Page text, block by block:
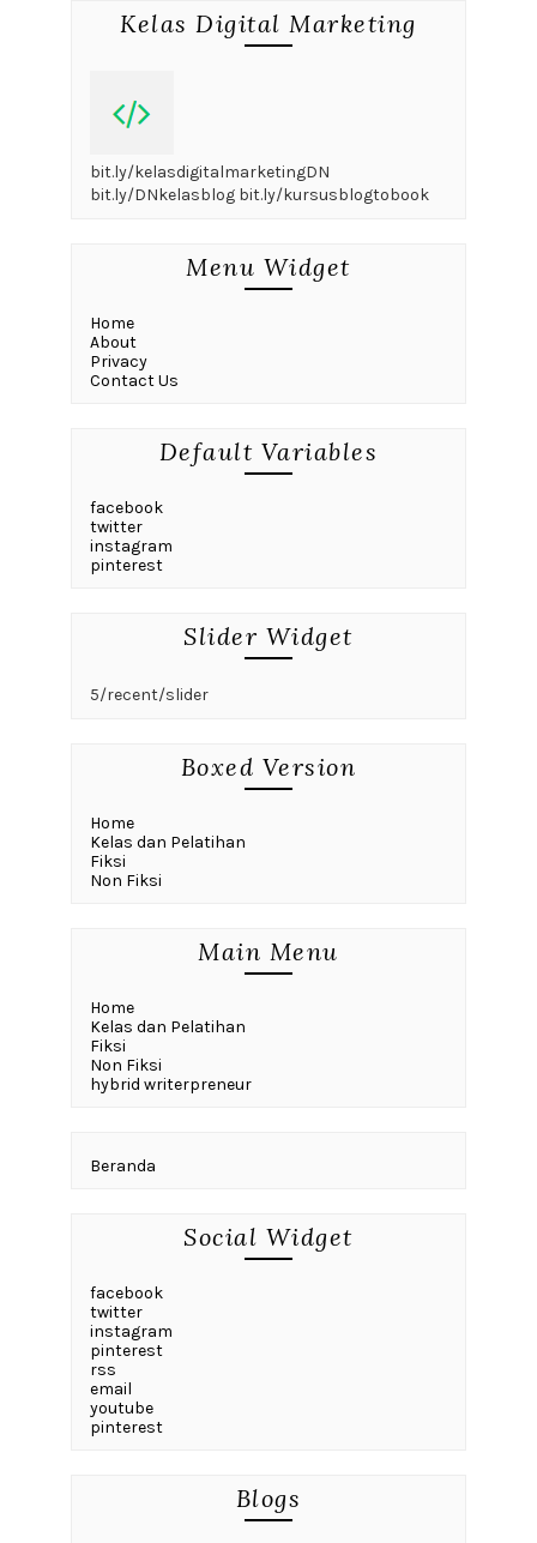
Kelas Digital Marketing
bit.ly/kelasdigitalmarketingDN
bit.ly/DNkelasblog bit.ly/kursusblogtobook
Menu Widget
Home
About
Privacy
Contact Us
Default Variables
facebook
twitter
instagram
pinterest
Slider Widget
5/recent/slider
Boxed Version
Home
Kelas dan Pelatihan
Fiksi
Non Fiksi
Main Menu
Home
Kelas dan Pelatihan
Fiksi
Non Fiksi
hybrid writerpreneur
Beranda
Social Widget
facebook
twitter
instagram
pinterest
rss
email
youtube
pinterest
Blogs